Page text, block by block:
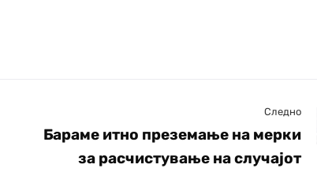
Следно
Бараме итно преземање на мерки
за расчистување на случајот